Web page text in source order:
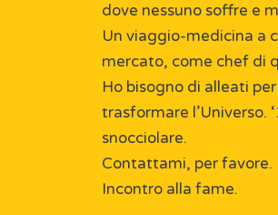
dove nessuno soffre e
Un viaggio-medicina a
mercato, come chef di
Ho bisogno di alleati
trasformare l’Universo.
snocciolare.
Contattami, per favore.
Incontro alla fame.